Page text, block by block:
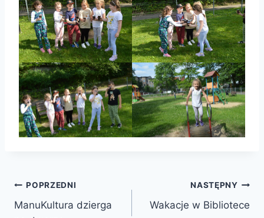
Nawigacja
wpisu
POPRZEDNI
ManuKultura dzierga
NASTĘPNY
Wakacje w Bibliotece